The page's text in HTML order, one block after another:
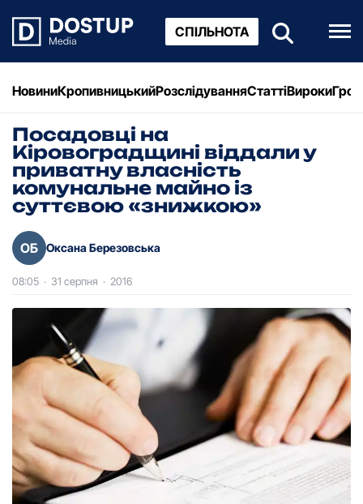
СПІЛЬНОТА
НовиниКропивницькийРозслідуванняСтаттіВироки
Посадовці на
Кіровоградщині віддали у
приватну власність
комунальне майно із
суттєвою «знижкою»
ОБ Оксана Березовська
08:05 · 31 серпня · 2016